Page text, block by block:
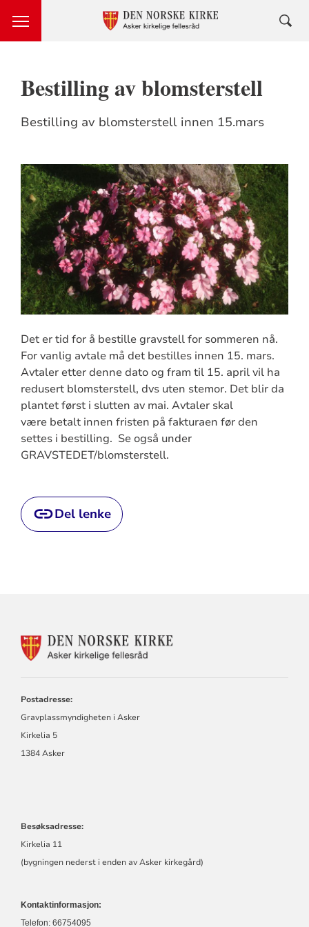
Bestilling av blomsterstell
Bestilling av blomsterstell innen 15.mars
Det er tid for å bestille gravstell for sommeren nå.
For vanlig avtale må det bestilles innen 15. mars.
Avtaler etter denne dato og fram til 15. april vil ha
redusert blomsterstell, dvs uten stemor. Det blir da
plantet først i slutten av mai. Avtaler skal
være betalt innen fristen på fakturaen før den
settes i bestilling. Se også under
GRAVSTEDET/blomsterstell.
Del lenke
KONTAKTINFORMASJON
Postadresse:
Gravplassmyndigheten i Asker
Kirkelia 5
1384 Asker
Besøksadresse:
Kirkelia 11
(bygningen nederst i enden av Asker kirkegård)
Kontaktinformasjon:
Telefon: 66754095